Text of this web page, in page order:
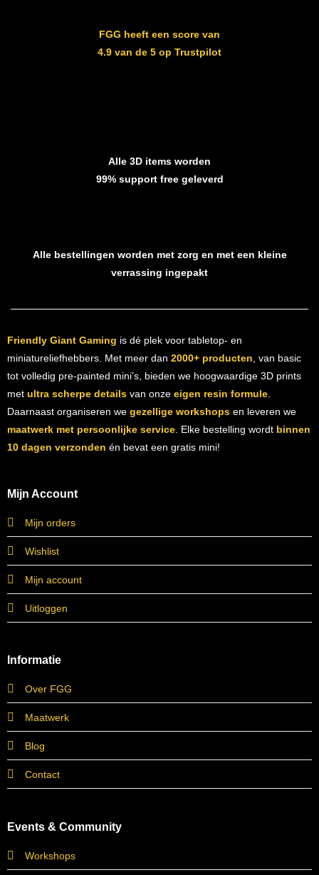
FGG heeft een score van
4.9 van de 5 op Trustpilot
Alle 3D items worden
99% support free geleverd
Alle bestellingen worden met zorg en met een kleine
verrassing ingepakt
Friendly Giant Gaming is dé plek voor tabletop- en
miniatureliefhebbers. Met meer dan 2000+ producten, van basic
tot volledig pre-painted mini’s, bieden we hoogwaardige 3D prints
met ultra scherpe detailsvan onze eigen resin formule.
Daarnaast organiseren we gezellige workshopsen leveren we
maatwerk met persoonlijke service. Elke bestelling wordt binnen
10 dagen verzonden én bevat een gratis mini!
Mijn Account
Mijn orders
Wishlist
Mijn account
Uitloggen
Informatie
Over FGG
Maatwerk
Blog
Contact
Events & Community
Workshops